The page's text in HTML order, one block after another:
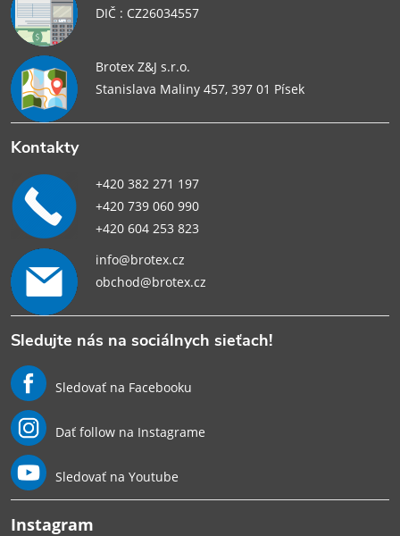
DIČ : CZ26034557
Brotex Z&J s.r.o.
Stanislava Maliny 457, 397 01 Písek
Kontakty
+420 382 271 197
+420 739 060 990
+420 604 253 823
info@brotex.cz
obchod@brotex.cz
Sledujte nás na sociálnych sieťach!
Sledovať na Facebooku
Dať follow na Instagrame
Sledovať na Youtube
Instagram